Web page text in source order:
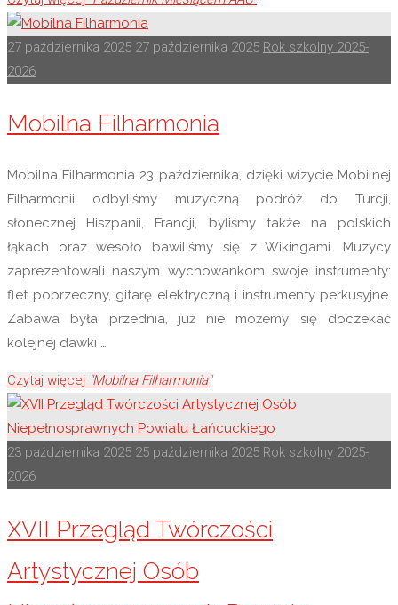
27 października 2025 27 października 2025 Rok szkolny 2025-
2026
Mobilna Filharmonia
Mobilna Filharmonia 23 października, dzięki wizycie Mobilnej
Filharmonii odbyliśmy muzyczną podróż do Turcji,
słonecznej Hiszpanii, Francji, byliśmy także na polskich
łąkach oraz wesoło bawiliśmy się z Wikingami. Muzycy
zaprezentowali naszym wychowankom swoje instrumenty:
flet poprzeczny, gitarę elektryczną i instrumenty perkusyjne.
Zabawa była przednia, już nie możemy się doczekać
kolejnej dawki …
Czytaj więcej "Mobilna Filharmonia"
23 października 2025 25 października 2025 Rok szkolny 2025-
2026
XVII Przegląd Twórczości
Artystycznej Osób